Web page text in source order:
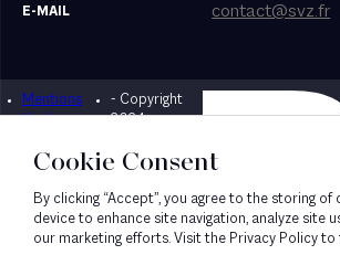
E-MAIL contact@svz.fr
Mentions
légales
- Copyright
2024
Designed by
Cookie Consent
By clicking “Accept”, you agree to the storing of
device to enhance site navigation, analyze site
our marketing efforts. Visit the Privacy Policy